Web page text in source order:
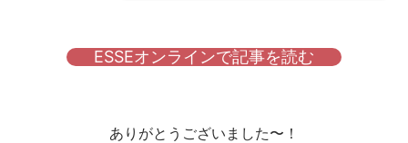
ESSEオンラインで記事を読む
ありがとうございました〜！